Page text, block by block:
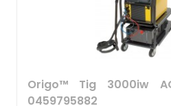
Origo™ Tig 3000iw
0459795882